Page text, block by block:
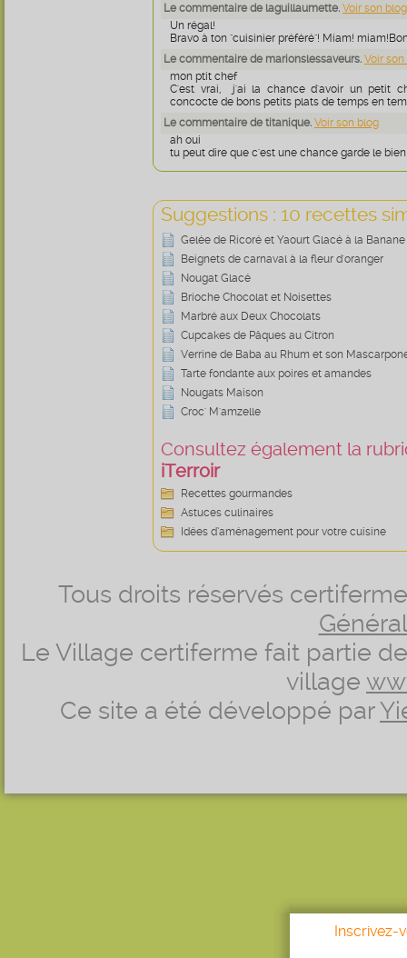
Le commentaire de laguillaumette. Voir son blog
Un régal!
Bravo à ton "cuisinier préféré"! Miam!
Le commentaire de marionslessaveurs. Voir
mon ptit chef
C'est vrai, j'ai la chance d'avoir un petit
concocte de bons petits plats de temps en
Le commentaire de titanique. Voir son blog
ah oui
tu peut dire que c'est une chance garde le
Suggestions : 10 recettes
Gelée de Ricoré et Yaourt Glacé à la Banane
Beignets de carnaval à la fleur d'oranger
Nougat Glacé
Brioche Chocolat et Noisettes
Marbré aux Deux Chocolats
Cupcakes de Pâques au Citron
Verrine de Baba au Rhum et son
Tarte fondante aux poires et amandes
Nougats Maison
Croc' M'amzelle
Consultez également la
iTerroir
Recettes gourmandes
Astuces culinaires
Idées d’aménagement pour votre cuisine
Tous droits réservés
Le Village certiferme fait partie
village
Ce site a été développé par
Inscrivez-